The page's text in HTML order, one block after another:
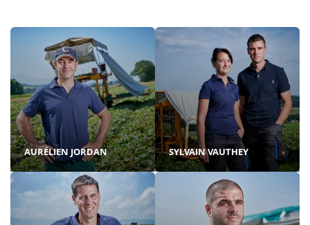
AURÉLIEN JORDAN SYLVAIN VAUTHEY